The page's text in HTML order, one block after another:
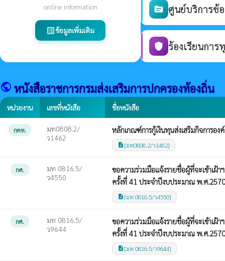
online information
list_altข้อมูลเพิ่มเติม
source ศูนย์บริการข้
shield ร้องเรียนกา
public หนังสือราชการกรมส่งเสริมการปกครองท้องถิ่น
หน่วยงาน เลขที่หนังสือ ชื่อหนังสือ
กคท.
มท0808.2/
ว1462
หลักเกณฑ์การกู้เงินทุนส่งเสริมกิจการอง
description [มท0808.2/ว1462]
กศ.
มท 0816.5/
ว4550
ขอความร่วมมือแจ้งรายชื่อผู้ที่จะเข้าเฝ้
ครั้งที่ 41 ประจำปีงบประมาณ พ.ศ.2570
description [มท 0816.5/ว4550]
กศ.
มท 0816.5/
ว9644
ขอความร่วมมือแจ้งรายชื่อผู้ที่จะเข้าเฝ้
ครั้งที่ 41 ประจำปีงบประมาณ พ.ศ.2570
description [มท 0816.5/ว9644]